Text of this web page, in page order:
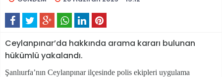
Ceylanpınar’da hakkında arama kararı bulunan
hükümlü yakalandı.
Şanlıurfa’nın Ceylanpınar ilçesinde polis ekipleri uygulama